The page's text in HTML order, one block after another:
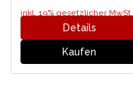
inkl. 19% gesetzlicher MwSt.
Details
Kaufen